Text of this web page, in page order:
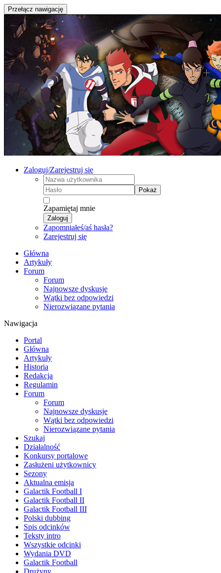
Przełącz nawigację
Zaloguj/Zarejestruj się
Pokaż
Zapamiętaj mnie
Zaloguj
Zapomniałeś/aś hasła?
Zarejestruj się
Główna
Artykuły
Forum
Forum
Najnowsze dyskusje
Wątki bez odpowiedzi
Nierozwiązane pytania
Nawigacja
Portal
Główna
Artykuły
Historia
Redakcja
Regulamin
Forum
Forum
Najnowsze dyskusje
Wątki bez odpowiedzi
Nierozwiązane pytania
Szukaj
Działalność
Konkursy portalowe
Zasłużeni użytkownicy
Sezony
Aktualna emisja
Galactik Football I
Galactik Football II
Galactik Football III
Polski dubbing
Spis odcinków
Teksty intro
Wszystkie odcinki
Wydania DVD
Galactik Football
Drużyny